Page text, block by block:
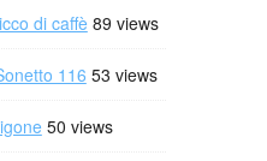
di caffè 89 views
116 53 views
50 views